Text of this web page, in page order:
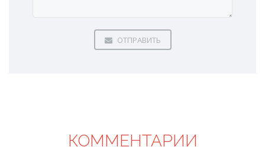
ОТПРАВИТЬ
КОММЕНТАРИИ